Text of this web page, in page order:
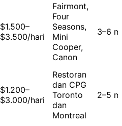
$1.500–
$3.500/hari
Fairmont,
Four
Seasons,
Mini
Cooper,
Canon
3–6
$1.200–
$3.000/hari
Restoran
dan CPG
Toronto
dan
Montreal
2–5